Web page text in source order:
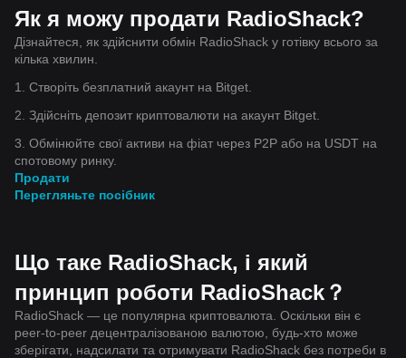
Як я можу продати RadioShack?
Дізнайтеся, як здійснити обмін RadioShack у готівку всього за
кілька хвилин.
1. Створіть безплатний акаунт на Bitget.
2. Здійсніть депозит криптовалюти на акаунт Bitget.
3. Обмінюйте свої активи на фіат через P2P або на USDT на
спотовому ринку.
Продати
Перегляньте посібник
Що таке RadioShack, і який
принцип роботи RadioShack？
RadioShack — це популярна криптовалюта. Оскільки він є
peer-to-peer децентралізованою валютою, будь-хто може
зберігати, надсилати та отримувати RadioShack без потреби в